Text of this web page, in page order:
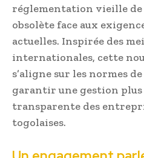
réglementation vieille de
obsolète face aux
actuelles. Inspirée des
internationales, cette
s’aligne sur les normes
garantir une gestion
transparente des
togolaises.